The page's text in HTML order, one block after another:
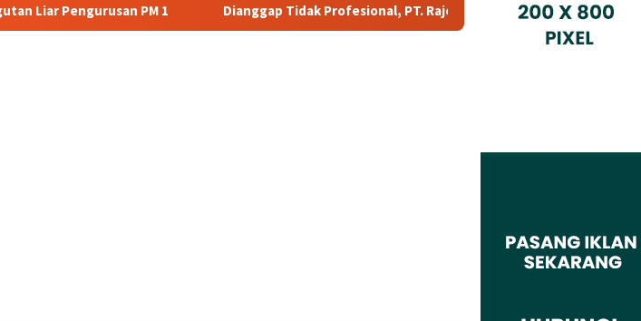
Dianggap Tidak Profesional, PT. Rajeg Media Telekomunikasi Jadi Sorotan Pelanggan